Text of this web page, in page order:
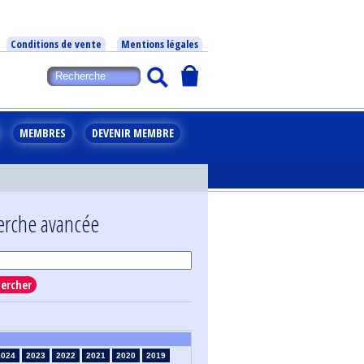
Conditions de vente Mentions légales
MEMBRES DEVENIR MEMBRE
avancée
2023 2022 2021 2020
2019